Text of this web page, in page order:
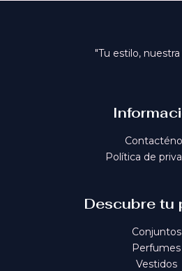
"Tu estilo,
Política de
Descubre tu
Conjuntos
Perfumes
Vestidos